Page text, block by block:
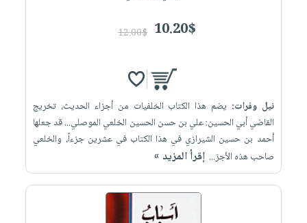
10.20$
12.00$
نيل وفرات: يضم هذا الكتاب الخلفيات من أجزاء الحديث، تخريج
القاضي أبي الحسين: علي بن حسن الحسين الخلعي الموصلي... قد جعلها
أحمد بن حسين الشيرازي في هذا الكتاب في عشرين جزءاً، والخلعي
صاحب هذه الأجز... إقرأ المزيد »